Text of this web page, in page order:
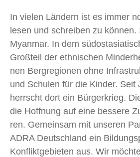
In vie­len Ländern ist es immer
lesen und schrei­ben zu kön­nen.
Myanmar. In dem
Großteil der eth­ni­schen
nen Bergregionen ohne
und Schulen für die Kinder. Seit
herrscht dort ein Bürgerkrieg.
die Hoffnung auf eine bes­se­re
ren. Gemeinsam mit unse­ren
ADRA Deutschland ein
Konfliktgebieten aus. Wir